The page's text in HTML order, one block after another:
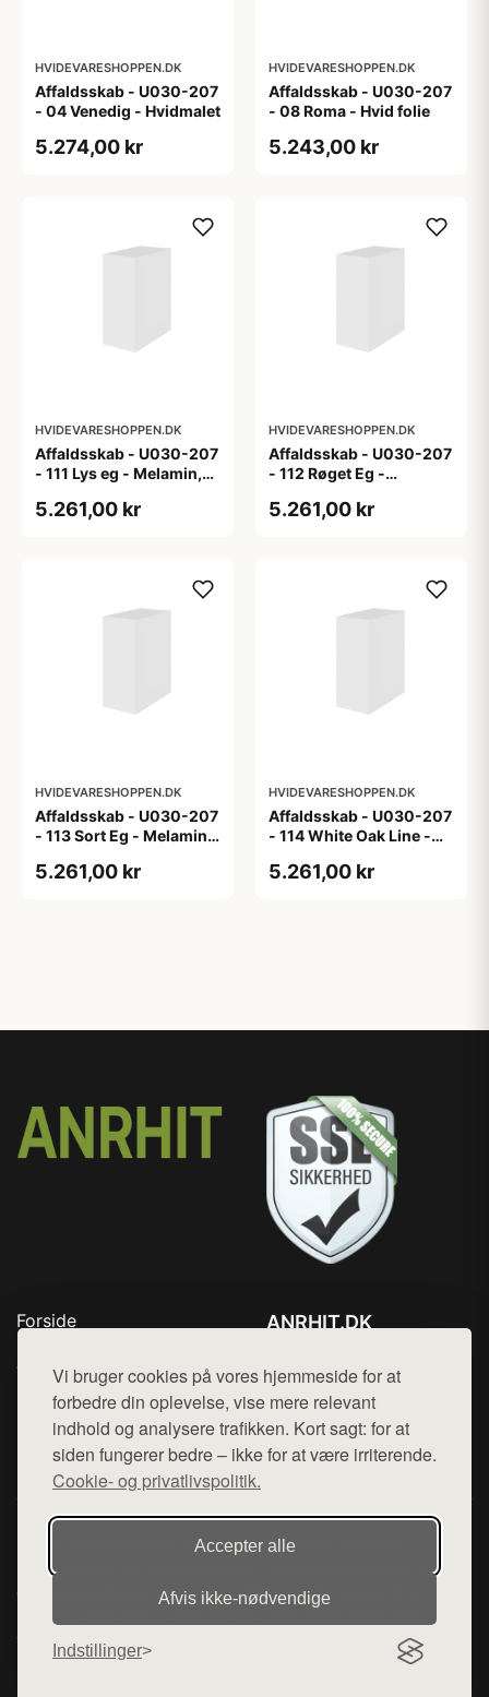
Vi bruger cookies på vores hjemmeside for at
forbedre din oplevelse, vise mere relevant
indhold og analysere trafikken. Kort sagt: for at
siden fungerer bedre – ikke for at være irriterende.
Cookie- og privatlivspolitik.
Accepter alle
Afvis ikke‑nødvendige
Indstillinger
HVIDEVARESHOPPEN.DK
Affaldsskab - U030-207
- 04 Venedig - Hvidmalet
5.274,00 kr
HVIDEVARESHOPPEN.DK
Affaldsskab - U030-207
- 08 Roma - Hvid folie
5.243,00 kr
HVIDEVARESHOPPEN.DK
Affaldsskab - U030-207
- 111 Lys eg - Melamin,
5.261,00 kr
HVIDEVARESHOPPEN.DK
Affaldsskab - U030-207
- 112 Røget Eg -
5.261,00 kr
HVIDEVARESHOPPEN.DK
Affaldsskab - U030-207
- 113 Sort Eg - Melamin,
5.261,00 kr
HVIDEVARESHOPPEN.DK
Affaldsskab - U030-207
- 114 White Oak Line -
5.261,00 kr
Forside
Top Rabatter
Blog
Kontakt
ANRHIT.DK
Mail: hej@want.dk
Cookie- og privatlivspolitik
Denne side er en del af want.dk, der udgiver en række
hjemmesider med præsentation af forskellige produkter fra
diverse webshops. Der sælges ikke varer fra denne side - vi
henviser til de shops, som sælger varen. Vi har heller ikke
varerne på lager.